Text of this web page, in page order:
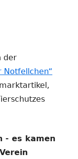
der
Notfellchen“
- es kamen